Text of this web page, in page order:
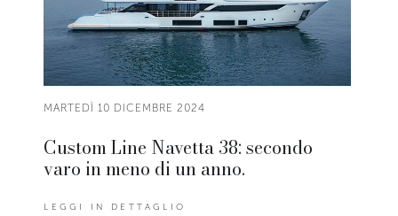
MARTEDÌ 10 DICEMBRE 2024
Custom Line Navetta 38: secondo
varo in meno di un anno.
LEGGI IN DETTAGLIO